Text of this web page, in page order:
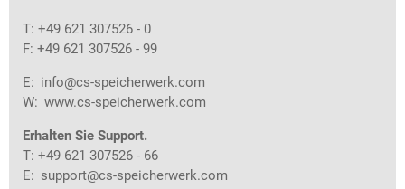
T: +49 621 307526 - 0
F: +49 621 307526 - 99
E: info@cs-speicherwerk.com
W: www.cs-speicherwerk.com
Erhalten Sie Support.
T: +49 621 307526 - 66
E: support@cs-speicherwerk.com